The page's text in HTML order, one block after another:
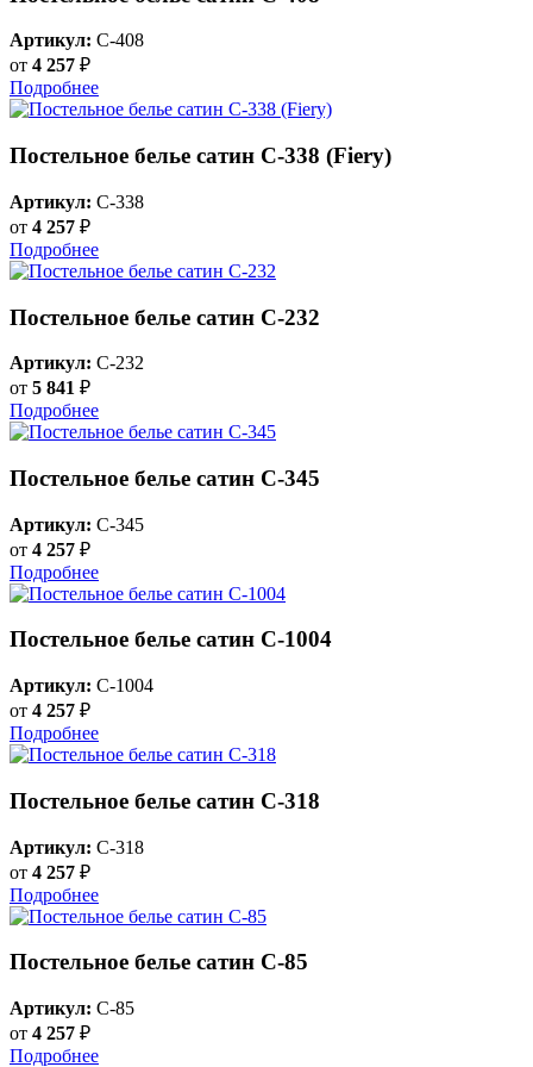
Артикул: C-408
от 4 257 ₽
Подробнее
Постельное белье сатин С-338 (Fiery)
Артикул: C-338
от 4 257 ₽
Подробнее
Постельное белье сатин С-232
Артикул: C-232
от 5 841 ₽
Подробнее
Постельное белье сатин С-345
Артикул: C-345
от 4 257 ₽
Подробнее
Постельное белье сатин C-1004
Артикул: C-1004
от 4 257 ₽
Подробнее
Постельное белье сатин С-318
Артикул: C-318
от 4 257 ₽
Подробнее
Постельное белье сатин C-85
Артикул: C-85
от 4 257 ₽
Подробнее